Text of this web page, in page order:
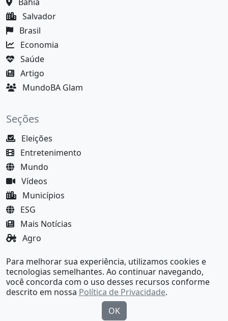
Salvador
Brasil
Economia
Saúde
Artigo
MundoBA Glam
Seções
Eleições
Entretenimento
Mundo
Vídeos
Municípios
ESG
Mais Notícias
Agro
MundoBA Black
Para melhorar sua experiência, utilizamos cookies e
tecnologias semelhantes. Ao continuar navegando,
você concorda com o uso desses recursos conforme
descrito em nossa Política de Privacidade.
OK